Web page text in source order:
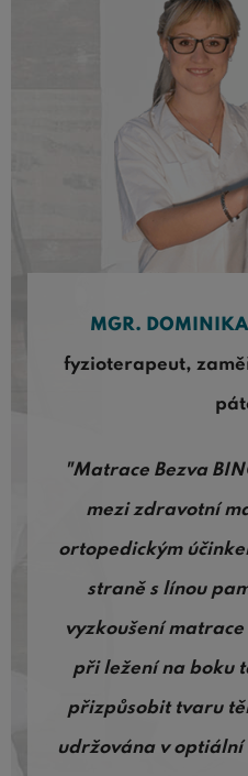
MGR.
fyzioterapeut,
"Matrace Bezva
mezi zdravotní
ortopedickým
straně s línou
vyzkoušení
při ležení na boku
přizpůsobit tvaru
udržována v